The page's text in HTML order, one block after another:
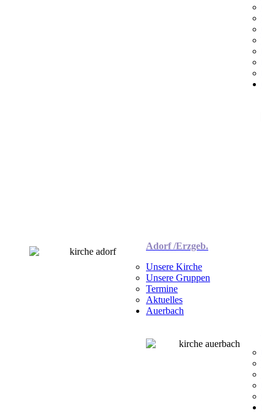
Adorf /Erzgeb.
Unsere Kirche
Unsere Gruppen
Termine
Aktuelles
Auerbach